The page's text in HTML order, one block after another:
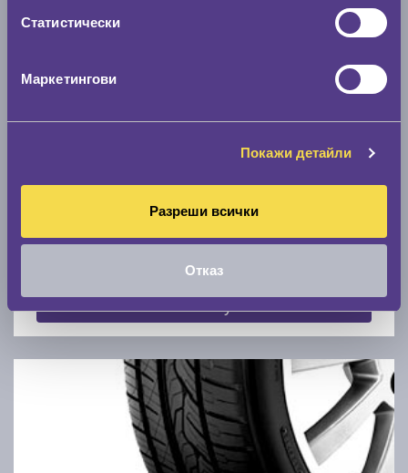
Статистически
Маркетингови
Покажи детайли
Разреши всички
Отказ
По марка автомобил